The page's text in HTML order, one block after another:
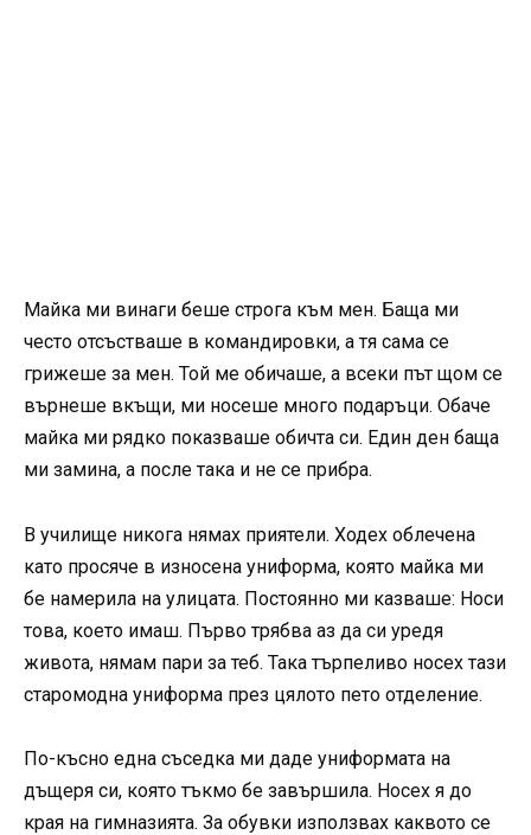
Майка ми винаги беше строга към мен. Баща ми
често отсъстваше в командировки, а тя сама се
грижеше за мен. Той ме обичаше, а всеки път щом се
върнеше вкъщи, ми носеше много подаръци. Обаче
майка ми рядко показваше обичта си. Един ден баща
ми замина, а после така и не се прибра.
В училище никога нямах приятели. Ходех облечена
като просяче в износена униформа, която майка ми
бе намерила на улицата. Постоянно ми казваше: Носи
това, което имаш. Първо трябва аз да си уредя
живота, нямам пари за теб. Така търпеливо носех тази
старомодна униформа през цялото пето отделение.
По-късно една съседка ми даде униформата на
дъщеря си, която тъкмо бе завършила. Носех я до
края на гимназията. За обувки използвах каквото се